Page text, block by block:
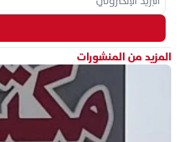
المزيد من المنشورات